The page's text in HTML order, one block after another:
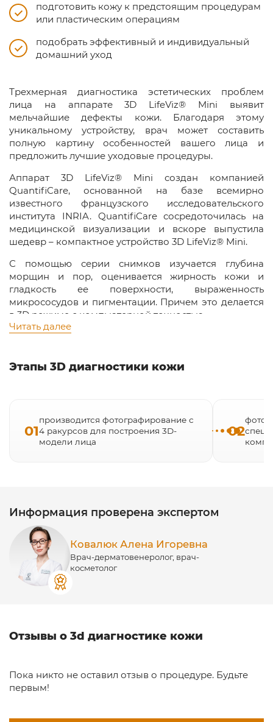
подготовить кожу к предстоящим процедурам
или пластическим операциям
подобрать эффективный и индивидуальный
домашний уход
Трехмерная диагностика эстетических проблем
лица на аппарате 3D LifeViz® Mini выявит
мельчайшие дефекты кожи. Благодаря этому
уникальному устройству, врач может составить
полную картину особенностей вашего лица и
предложить лучшие уходовые процедуры.
Аппарат 3D LifeViz® Mini создан компанией
QuantifiCare, основанной на базе всемирно
известного французского исследовательского
института INRIA. QuantifiCare сосредоточилась на
медицинской визуализации и вскоре выпустила
шедевр – компактное устройство 3D LifeViz® Mini.
С помощью серии снимков изучается глубина
морщин и пор, оценивается жирность кожи и
гладкость ее поверхности, выраженность
микрососудов и пигментации. Причем это делается
в 3D режиме с компьютерной точностью
В итоге вы получаете объективную информацию о
врачу разработать ваш личный план лечебных и
уходовых процедур в клиниках профессора
до и после лечения – вы можете наблюдать прогресс
в режиме реального времени!
Читать далее
Этапы 3D диагностики кожи
01
производится фотографирование с
4 ракурсов для построения 3D-
модели лица
02
Информация проверена экспертом
Ковалюк Алена Игоревна
Врач-дерматовенеролог, врач-
косметолог
Отзывы о 3d диагностике кожи
Пока никто не оставил отзыв о процедуре. Будьте
первым!